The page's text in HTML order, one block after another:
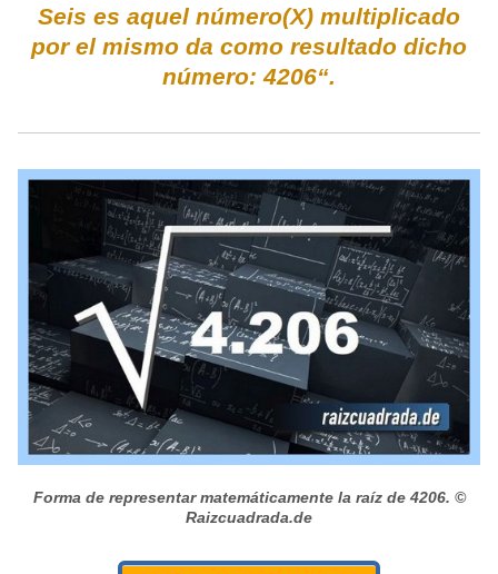
Seis es aquel número(X) multiplicado
por el mismo da como resultado dicho
número: 4206“.
Forma de representar matemáticamente la raíz de 4206. ©
Raizcuadrada.de